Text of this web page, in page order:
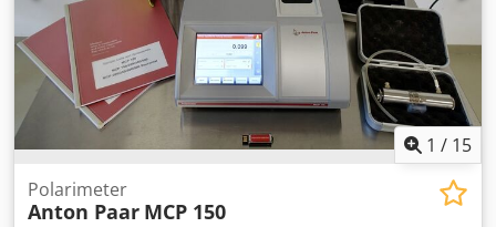
Koelsysteem Machinegegevens Machinegewicht: ca. 5.000
kg Djdsx Hp Hgopfx Aagjwa Machine-afmetingen (L × B ×
H): ca. 2.800 × 1.700 × 1.800 mm
1 / 15
Polarimeter
Anton Paar MCP 150